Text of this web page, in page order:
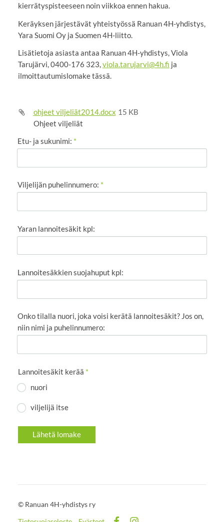
kierrätyspisteeseen noin viikkoa ennen hakua.
Keräyksen järjestävät yhteistyössä Ranuan 4H-yhdistys,
Yara Suomi Oy ja Suomen 4H-liitto.
Lisätietoja asiasta antaa Ranuan 4H-yhdistys, Viola
Tarujärvi, 0400-176 323,viola.tarujarvi@4h.fi ja
ilmoittautumislomake tässä.
ohjeet viljeliät2014.docx 15 KB
Ohjeet viljeliät
Etu- ja sukunimi: *
Viljelijän puhelinnumero: *
Yaran lannoitesäkit kpl:
Lannoitesäkkien suojahuput kpl:
Onko tilalla nuori, joka voisi kerätä lannoitesäkit? Jos on,
niin nimi ja puhelinnumero:
Lannoitesäkit kerää *
nuori
viljelijä itse
Lähetä lomake
© Ranuan 4H-yhdistys ry